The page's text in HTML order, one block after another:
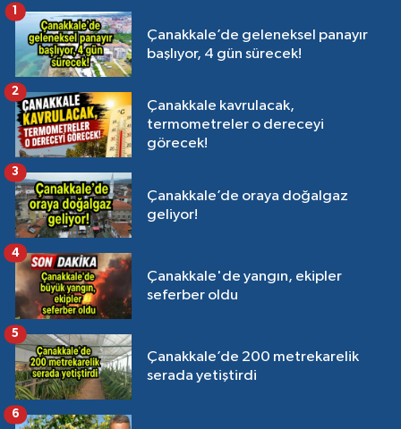
Çanakkale’de geleneksel panayır
başlıyor, 4 gün sürecek!
Çanakkale kavrulacak,
termometreler o dereceyi
görecek!
2
Çanakkale’de oraya doğalgaz
geliyor!
3
Çanakkale'de yangın, ekipler
seferber oldu
4
Çanakkale’de 200 metrekarelik
serada yetiştirdi
5
6